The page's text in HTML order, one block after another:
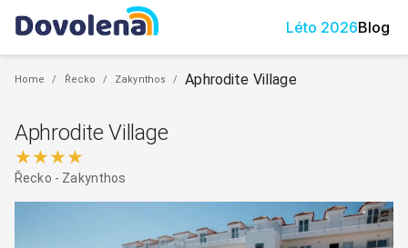
Léto 2026Blog
Home / Řecko / Zakynthos / Aphrodite Village
Aphrodite Village
★★★★
Řecko - Zakynthos